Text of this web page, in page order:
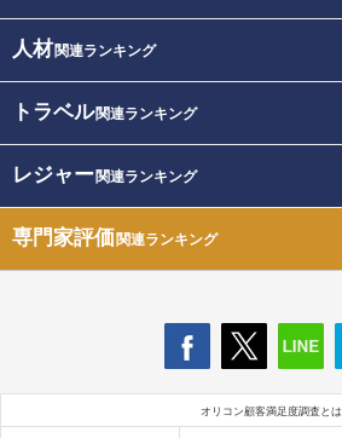
人材関連ランキング
トラベル関連ランキング
レジャー関連ランキング
専門家評価関連ランキング
オリコン顧客満足度調査とは